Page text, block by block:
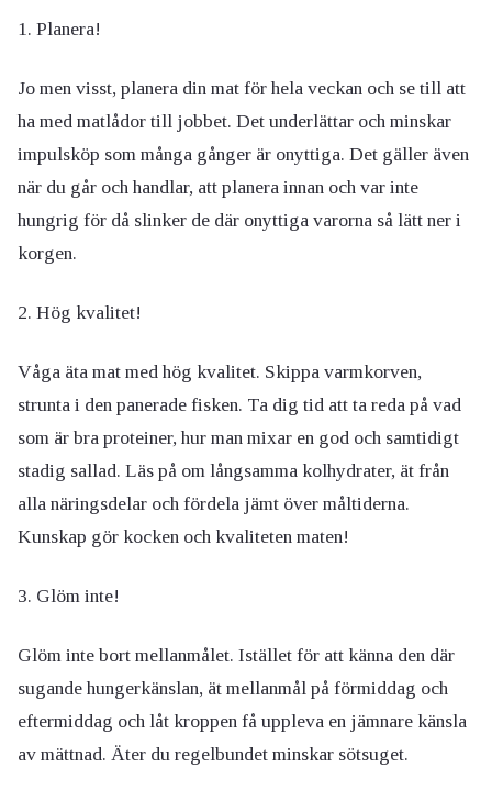
1. Planera!
Jo men visst, planera din mat för hela veckan och se till att
ha med matlådor till jobbet. Det underlättar och minskar
impulsköp som många gånger är onyttiga. Det gäller även
när du går och handlar, att planera innan och var inte
hungrig för då slinker de där onyttiga varorna så lätt ner i
korgen.
2. Hög kvalitet!
Våga äta mat med hög kvalitet. Skippa varmkorven,
strunta i den panerade fisken. Ta dig tid att ta reda på vad
som är bra proteiner, hur man mixar en god och samtidigt
stadig sallad. Läs på om långsamma kolhydrater, ät från
alla näringsdelar och fördela jämt över måltiderna.
Kunskap gör kocken och kvaliteten maten!
3. Glöm inte!
Glöm inte bort mellanmålet. Istället för att känna den där
sugande hungerkänslan, ät mellanmål på förmiddag och
eftermiddag och låt kroppen få uppleva en jämnare känsla
av mättnad. Äter du regelbundet minskar sötsuget.